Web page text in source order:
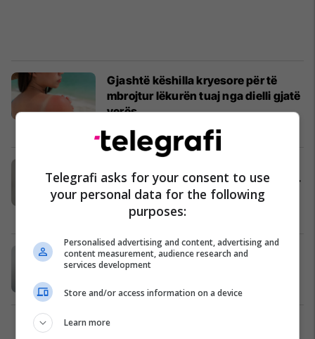
Gjashtë këshilla kryesore për të
mbrojtur lëkurën tuaj nga dielli gjatë
verës
Lifestyle
shumë kripë në ujë, duke shpresuar
për hidratim më të mirë: A ka kuptim
Nutricion 23/03/2025
Mjekët ndajnë truket efektive për të
rritur marrjen e lëngjeve gjatë ditës
Telegrafi asks for your consent to use
your personal data for the following
purposes:
Personalised advertising and content, advertising and
content measurement, audience research and
services development
Store and/or access information on a device
Learn more